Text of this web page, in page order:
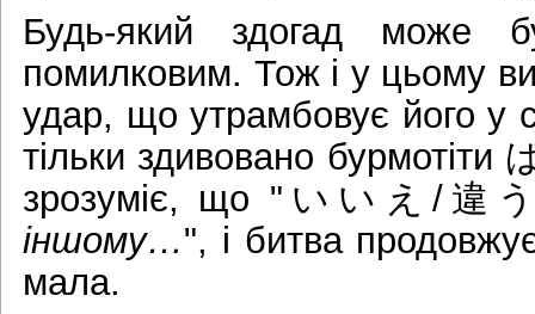
Будь-який здогад може
помилковим. Тож і у цьому
удар, що утрамбовує його у
тільки здивовано
зрозуміє, що "いいえ/違
іншому…", і битва
мала.